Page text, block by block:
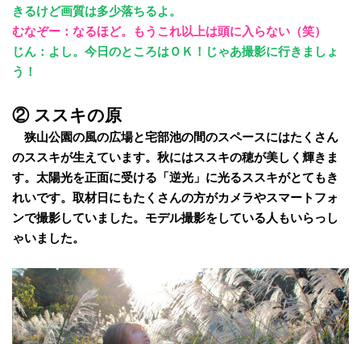
きるけど画質は多少落ちるよ。
むなぞー：なるほど。もうこれ以上は頭に入らない（笑）
じん：よし。今日のところはＯＫ！じゃあ撮影に行きましょ
う！
② ススキの原
狭山公園の風の広場と宅部池の間のスペースにはたくさん
のススキが生えています。秋にはススキの穂が美しく輝きま
す。太陽光を正面に受ける「逆光」に光るススキがとてもき
れいです。取材日にもたくさんの方がカメラやスマートフォ
ンで撮影していました。モデル撮影をしている人もいらっし
ゃいました。